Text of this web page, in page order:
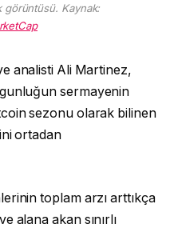
görüntüsü. Kaynak:
analisti Ali Martinez,
sermayenin
sezonu olarak bilinen
ortadan
toplam arzı arttıkça
alana akan sınırlı